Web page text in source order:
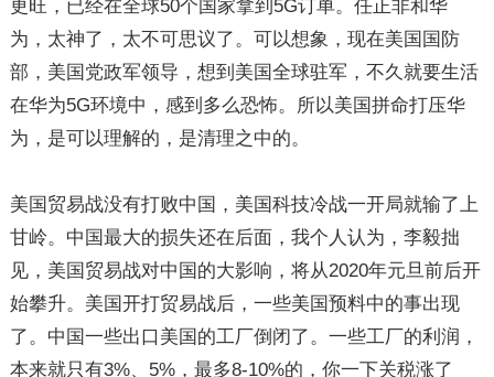
更旺，已经在全球50个国家拿到5G订单。任正非和华
为，太神了，太不可思议了。可以想象，现在美国国防
部，美国党政军领导，想到美国全球驻军，不久就要生活
在华为5G环境中，感到多么恐怖。所以美国拼命打压华
为，是可以理解的，是清理之中的。
美国贸易战没有打败中国，美国科技冷战一开局就输了上
甘岭。中国最大的损失还在后面，我个人认为，李毅拙
见，美国贸易战对中国的大影响，将从2020年元旦前后开
始攀升。美国开打贸易战后，一些美国预料中的事出现
了。中国一些出口美国的工厂倒闭了。一些工厂的利润，
本来就只有3%、5%，最多8-10%的，你一下关税涨了